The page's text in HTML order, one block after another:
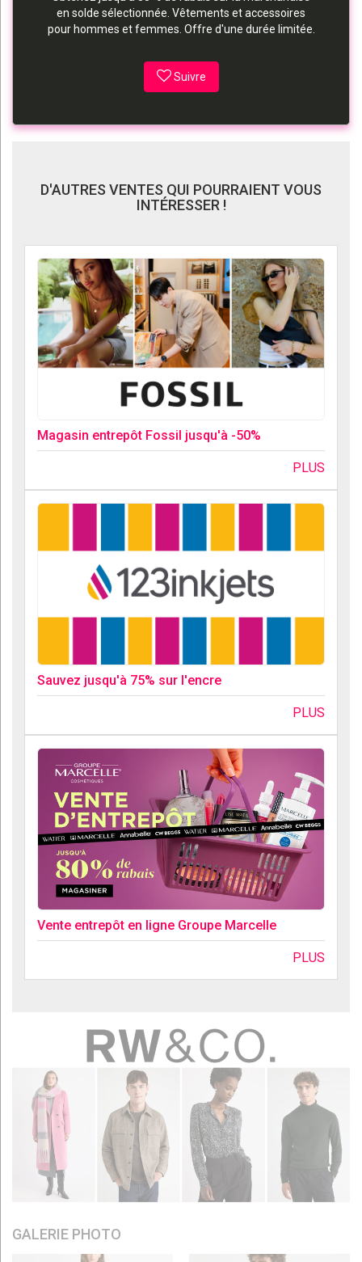
en solde sélectionnée. Vêtements et accessoires
pour hommes et femmes. Offre d'une durée limitée.
Suivre
D'AUTRES VENTES QUI POURRAIENT VOUS
INTÉRESSER !
Magasin entrepôt Fossil jusqu'à -50%
PLUS
Sauvez jusqu'à 75% sur l'encre
PLUS
Vente entrepôt en ligne Groupe Marcelle
PLUS
GALERIE PHOTO